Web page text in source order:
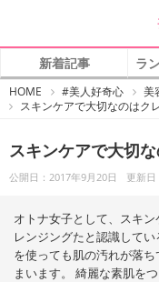
新着記事 ラ
HOME
オ
ト
子
#美人好奇心
美
スキンケアで大切なのはク
スキンケアで大切
公開日：2017年9月20日 更新日
オトナ女子として、スキ
レンジングたと認識して
を使っても肌の汚れが落
まいます。 綺麗な素肌を